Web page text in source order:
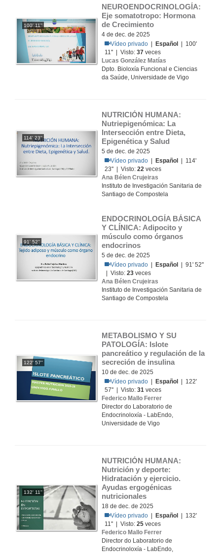
100' 11''
NEUROENDOCRINOLOGÍA:
Eje somatotropo: Hormona
de Crecimiento
4 de dec. de 2025
Vídeo privado
Español
| 100'
11'' | Visto:37 veces
Lucas González Matías
Dpto. Bioloxía Funcional e Ciencias
da Saúde, Universidade de Vigo
114' 23''
NUTRICIÓN HUMANA:
Nutriepigenómica: La
Intersección entre Dieta,
Epigenética y Salud
5 de dec. de 2025
Vídeo privado
Español
| 114'
23'' | Visto:22 veces
Ana Bélen Crujeiras
Instituto de Investigación Sanitaria de
Santiago de Compostela
91' 52''
ENDOCRINOLOGÍA BÁSICA
Y CLÍNICA: Adipocito y
músculo como órganos
endocrinos
5 de dec. de 2025
Vídeo privado
Español
| 91' 52''
| Visto:23 veces
Ana Bélen Crujeiras
Instituto de Investigación Sanitaria de
Santiago de Compostela
122' 57''
METABOLISMO Y SU
PATOLOGÍA: Islote
pancreático y regulación de la
secreción de insulina
10 de dec. de 2025
Vídeo privado
Español
| 122'
57'' | Visto:31 veces
Federico Mallo Ferrer
Director do Laboratorio de
Endocrinoloxía - LabEndo,
Universidade de Vigo
132' 11''
NUTRICIÓN HUMANA:
Nutrición y deporte:
Hidratación y ejercicio.
Ayudas ergogénicas
nutricionales
18 de dec. de 2025
Vídeo privado
Español
| 132'
11'' | Visto:25 veces
Federico Mallo Ferrer
Director do Laboratorio de
Endocrinoloxía - LabEndo,